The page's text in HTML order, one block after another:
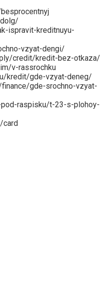
ispravit-kreditnuyu-
vzyat-dengi/
credit/kredit-bez-otkaza/
v-rassrochku
kredit/gde-vzyat-deneg/
gde-srochno-vzyat-
raspisku/t-23-s-plohoy-
card